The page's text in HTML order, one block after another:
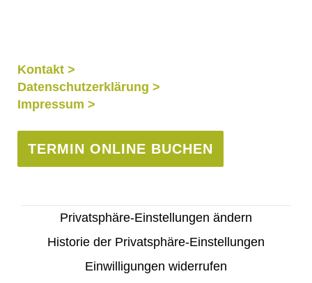
Kontakt >
Datenschutzerklärung >
Impressum >
TERMIN ONLINE BUCHEN
Privatsphäre-Einstellungen ändern
Historie der Privatsphäre-Einstellungen
Einwilligungen widerrufen